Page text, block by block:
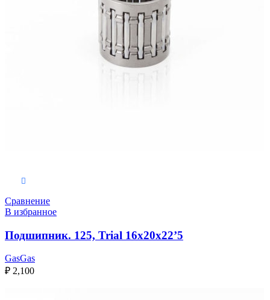
Сравнение
В избранное
Подшипник. 125, Trial 16x20x22’5
GasGas
₽ 2,100